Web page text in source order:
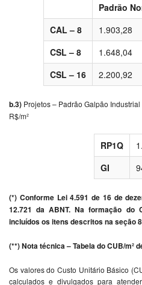
Padrão
CAL – 8
1.903,28
CSL – 8
1.648,04
CSL – 16
2.200,92
b.3) Projetos – Padrão Galpão
R$/m²
RP1Q
GI
(*) Conforme Lei 4.591 de 16 de
12.721 da ABNT. Na formação do
incluídos os itens descritos na seção
(**) Nota técnica – Tabela do CUB/m²
Os valores do Custo Unitário Básico
calculados e divulgados para